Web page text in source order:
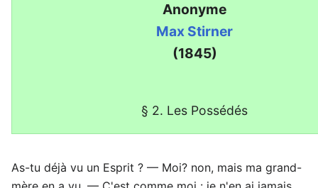
Anonyme
Max Stirner
(1845)
§ 2. Les Possédés
As-tu déjà vu un Esprit ? — Moi? non, mais ma grand-